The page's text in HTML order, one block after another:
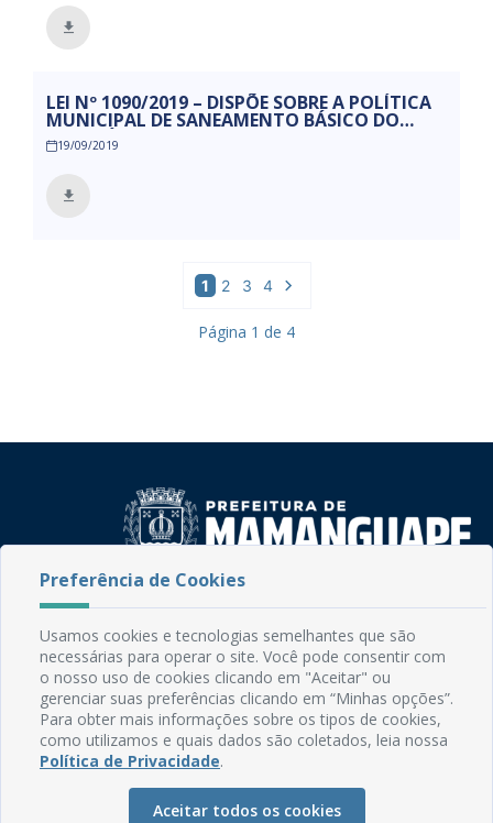
LEI Nº 1090/2019 – DISPÕE SOBRE A POLÍTICA
MUNICIPAL DE SANEAMENTO BÁSICO DO
MUNICÍPIO DE MAMANGUAPE, CRIA O
CONSELHO MUNICIPAL DE
DESENVOLVIMENTO ECONÔMICO E SOCIAL E
DÁ OUTRAS PROVIDÊNCIAS.
19/09/2019
1 2 3 4
Página 1 de 4
Rua do Imperador, 78, Centro
CEP: 58.280-000 - Mamanguape/PB
Fone: (83) 3292-2246
Email: comunicacao@mamanguape.pb.gov.br
Expediente: Segunda à Sexta, das 08h às 13h
Mapa do Site
Manual de Navegação
Preferência de Cookies
Usamos cookies e tecnologias semelhantes que são
necessárias para operar o site. Você pode consentir com
o nosso uso de cookies clicando em "Aceitar" ou
gerenciar suas preferências clicando em “Minhas opções”.
Para obter mais informações sobre os tipos de cookies,
como utilizamos e quais dados são coletados, leia nossa
Política de Privacidade.
Aceitar todos os cookies